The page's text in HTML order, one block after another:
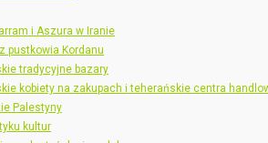
i Aszura w Iranie
pustkowia Kordanu
tradycyjne bazary
kobiety na zakupach i teherańskie centra
Palestyny
kultur